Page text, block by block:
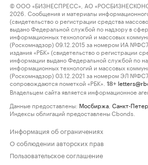
© ООО «БИЗНЕСПРЕСС», АО
2026. Сообщения и материалы информационного
(свидетельство о регистрации средства
выдано Федеральной службой по надзору в
информационных технологий и массовых
(Роскомнадзор) 09.12.2015 за номером ИА
издания «РБК» (свидетельство о регистрации
информации выдано Федеральной службой по
информационных технологий и массовых
(Роскомнадзор) 03.12.2021 за номером ЭЛ
сопровождаются пометкой «РБК».
18+
Владельцем сайта является информационное
Данные предоставлены: Мосбиржа Санкт-
Индексы облигаций предоставлены Cbonds.
Информация об ограничениях
О соблюдении авторских прав
Пользовательское соглашение